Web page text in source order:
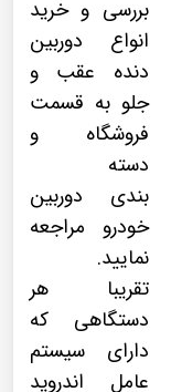
بررسی و خرید
انواع دوربین
دنده عقب و
جلو به قسمت
فروشگاه و
دسته
بندی دوربین
خودرو مراجعه
نمایید.
تقریبا هر
دستگاهی که
دارای سیستم
عامل اندروید